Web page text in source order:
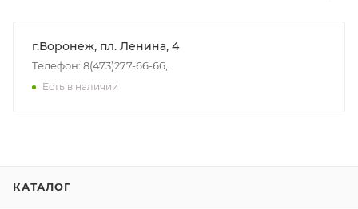
г.Воронеж, пл. Ленина, 4
Телефон: 8(473)277-66-66,
Есть в наличии
КАТАЛОГ